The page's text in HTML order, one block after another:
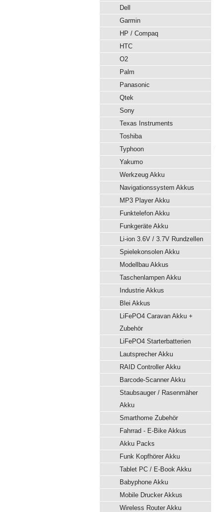
Dell
Garmin
HP / Compaq
HTC
O2
Palm
Panasonic
Qtek
Sony
Texas Instruments
Toshiba
Typhoon
Yakumo
Werkzeug Akku
Navigationssystem Akkus
MP3 Player Akku
Funktelefon Akku
Funkgeräte Akku
Li-ion 3.6V / 3.7V Rundzellen
Spielekonsolen Akku
Modellbau Akkus
Taschenlampen Akku
Industrie Akkus
Blei Akkus
LiFePO4 Caravan Akku +
Zubehör
LiFePO4 Starterbatterien
Lautsprecher Akku
RAID Controller Akku
Barcode-Scanner Akku
Staubsauger / Rasenmäher
Akku
Smarthome Zubehör
Fahrrad - E-Bike Akkus
Akku Packs
Funk Kopfhörer Akku
Tablet PC / E-Book Akku
Babyphone Akku
Mobile Drucker Akkus
Wireless Router Akku